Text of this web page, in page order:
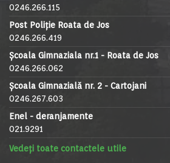
0246.266.115
Post Poliție Roata de Jos
0246.266.419
Școala Gimnaziala nr.1 - Roata de Jos
0246.266.062
Școala Gimnazială nr. 2 - Cartojani
0246.267.603
Enel - deranjamente
021.9291
Vedeți toate contactele utile